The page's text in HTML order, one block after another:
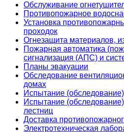
Обслуживание
Противопожарное
Установка
проходок
Огнезащита материалов,
Пожарная автоматика
сигнализация (АПС) и
Планы эвакуации
Обследование
домах
Испытание
Испытание
лестниц
Доставка
Электротехническая